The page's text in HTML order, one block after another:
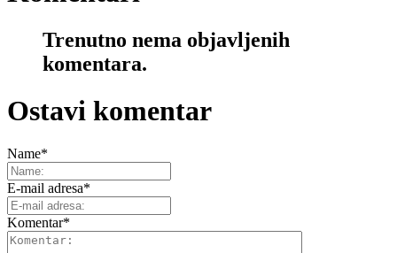
Trenutno nema objavljenih
komentara.
Ostavi komentar
Name*
E-mail adresa*
Komentar*